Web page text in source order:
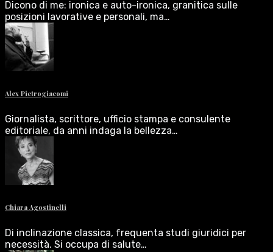
Dicono di me: ironica e auto-ironica, granitica sulle
posizioni lavorative e personali, ma…
Alex Pietrogiacomi
Giornalista, scrittore, ufficio stampa e consulente
editoriale, da anni indaga la bellezza…
Chiara Agostinelli
Di inclinazione classica, frequenta studi giuridici per
necessità. Si occupa di salute…